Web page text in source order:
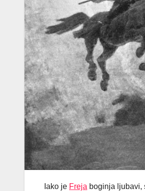
Iako je Freja boginja ljubavi,